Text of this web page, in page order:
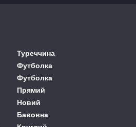
Туреччина
Футболка
Футболка
Прямий
Новий
Бавовна